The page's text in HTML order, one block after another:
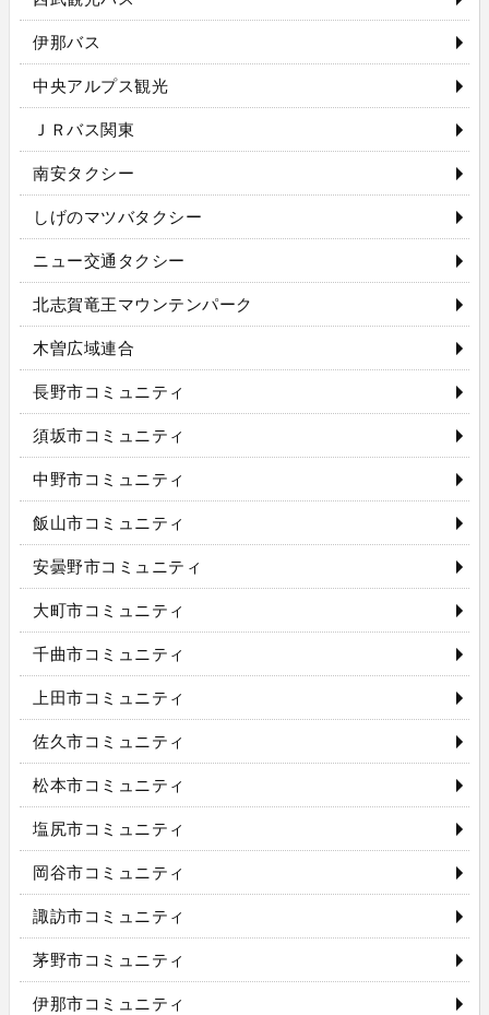
伊那バス
中央アルプス観光
ＪＲバス関東
南安タクシー
しげのマツバタクシー
ニュー交通タクシー
北志賀竜王マウンテンパーク
木曽広域連合
長野市コミュニティ
須坂市コミュニティ
中野市コミュニティ
飯山市コミュニティ
安曇野市コミュニティ
大町市コミュニティ
千曲市コミュニティ
上田市コミュニティ
佐久市コミュニティ
松本市コミュニティ
塩尻市コミュニティ
岡谷市コミュニティ
諏訪市コミュニティ
茅野市コミュニティ
伊那市コミュニティ